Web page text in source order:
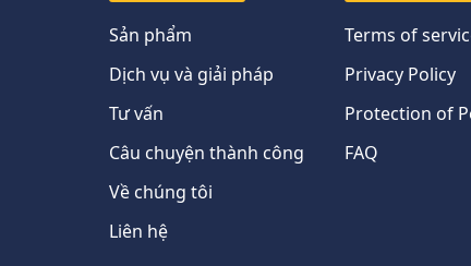
Sản phẩm
Dịch vụ và giải pháp
Tư vấn
Câu chuyện thành công
Về chúng tôi
Liên hệ
Terms of
Privacy Policy
Protection of
FAQ